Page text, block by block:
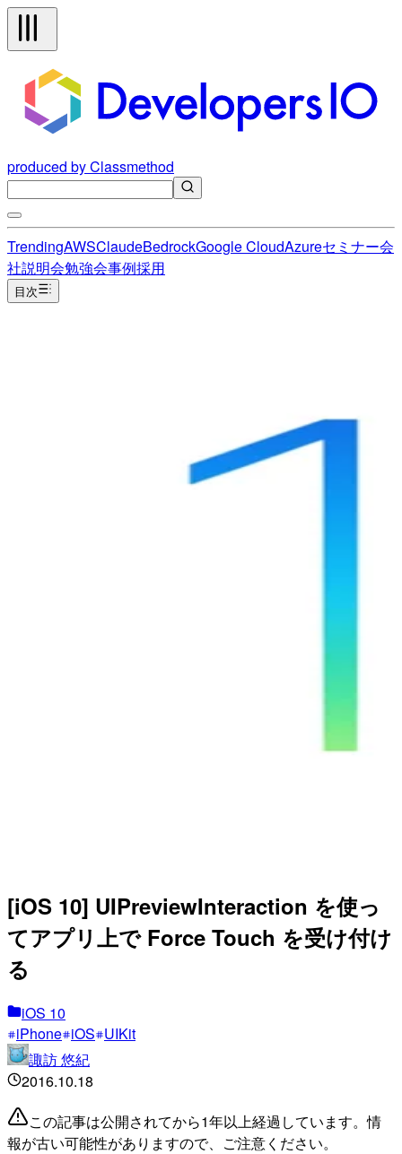
produced by Classmethod
TrendingAWSClaudeBedrockGoogle CloudAzureセミナー会
社説明会勉強会事例採用
目次
[iOS 10] UIPreviewInteraction を使っ
てアプリ上で Force Touch を受け付け
る
iOS 10
iPhone iOS UIKit
諏訪 悠紀
2016.10.18
この記事は公開されてから1年以上経過しています。情
報が古い可能性がありますので、ご注意ください。